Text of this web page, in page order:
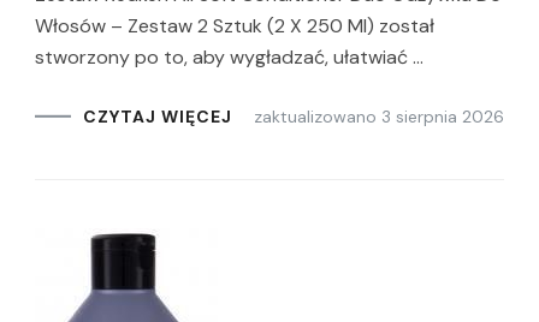
Włosów – Zestaw 2 Sztuk (2 X 250 Ml) został
stworzony po to, aby wygładzać, ułatwiać …
CZYTAJ WIĘCEJ zaktualizowano 3 sierpnia 2026